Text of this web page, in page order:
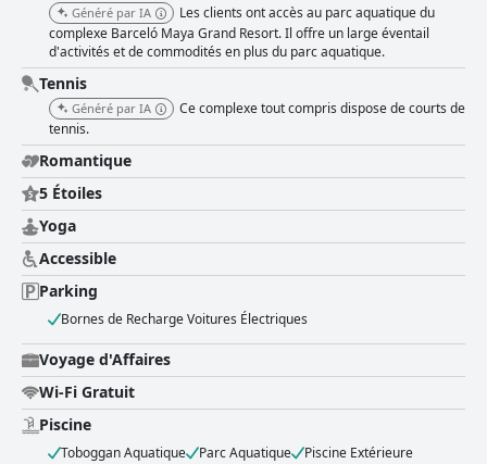
Généré par IA
Les clients ont accès au parc aquatique du
complexe Barceló Maya Grand Resort. Il offre un large éventail
d'activités et de commodités en plus du parc aquatique.
Tennis
Généré par IA
Ce complexe tout compris dispose de courts de
tennis.
Romantique
5 Étoiles
Yoga
Accessible
Parking
Bornes de Recharge Voitures Électriques
Voyage d'Affaires
Wi-Fi Gratuit
Piscine
Toboggan Aquatique Parc Aquatique Piscine Extérieure